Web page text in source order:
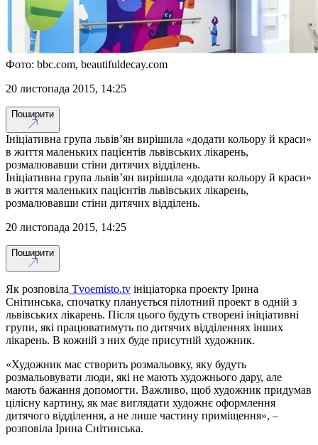
Фото: bbc.com, beautifuldecay.com
20 листопада 2015, 14:25
Поширити
Ініціативна група львів’ян вирішила «додати кольору й краси»
в життя маленьких пацієнтів львівських лікарень,
розмалювавши стіни дитячих відділень.
Ініціативна група львів’ян вирішила «додати кольору й краси»
в життя маленьких пацієнтів львівських лікарень,
розмалювавши стіни дитячих відділень.
20 листопада 2015, 14:25
Поширити
Як розповіла Tvoemisto.tv ініціаторка проекту Ірина
Снітинська, спочатку планується пілотний проект в одній з
львівських лікарень. Після цього будуть створені ініціативні
групи, які працюватимуть по дитячих відділеннях інших
лікарень. В кожній з них буде присутній художник.
«Художник має створить розмальовку, яку будуть
розмальовувати люди, які не мають художнього дару, але
мають бажання допомогти. Важливо, щоб художник придумав
цілісну картину, як має виглядати художнє оформлення
дитячого відділення, а не лише частину приміщення», –
розповіла Ірина Снітинська.